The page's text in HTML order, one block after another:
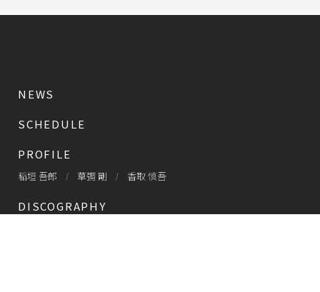
NEWS
SCHEDULE
PROFILE
稲垣 吾郎 草彅 剛 香取 慎吾
DISCOGRAPHY